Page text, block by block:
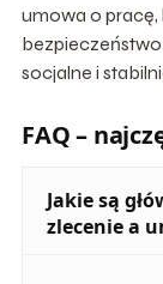
umowa o pracę,
socjalne i
FAQ –
Jakie są
zlecenie a